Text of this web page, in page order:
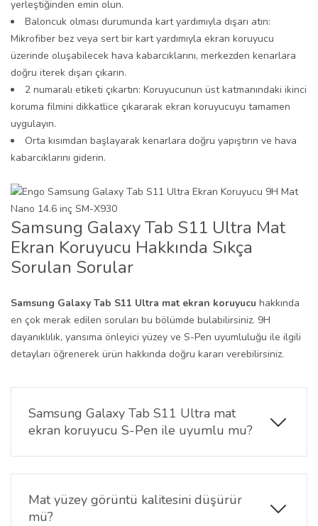
yerleştiğinden emin olun.
Baloncuk olması durumunda kart yardımıyla dışarı atın:
Mikrofiber bez veya sert bir kart yardımıyla ekran koruyucu
üzerinde oluşabilecek hava kabarcıklarını, merkezden kenarlara
doğru iterek dışarı çıkarın.
2 numaralı etiketi çıkartın: Koruyucunun üst katmanındaki ikinci
koruma filmini dikkatlice çıkararak ekran koruyucuyu tamamen
uygulayın.
Orta kısımdan başlayarak kenarlara doğru yapıştırın ve hava
kabarcıklarını giderin.
Samsung Galaxy Tab S11 Ultra Mat
Ekran Koruyucu Hakkında Sıkça
Sorulan Sorular
Samsung Galaxy Tab S11 Ultra mat ekran koruyucu hakkında
en çok merak edilen soruları bu bölümde bulabilirsiniz. 9H
dayanıklılık, yansıma önleyici yüzey ve S-Pen uyumluluğu ile ilgili
detayları öğrenerek ürün hakkında doğru kararı verebilirsiniz.
Samsung Galaxy Tab S11 Ultra mat
ekran koruyucu S-Pen ile uyumlu mu?
Evet.Tab S11 Ultra mat ekran koruyucu, S-Pen ile
%100 uyumludur; çizim, not alma ve yazıda kalem
hassasiyetini ve akıcılığını korur.
Mat yüzey görüntü kalitesini düşürür
mü?